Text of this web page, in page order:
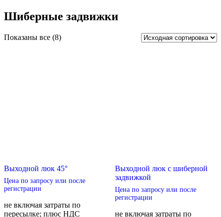
Шиберные задвижки
Показаны все (8)
Выходной люк 45°
Цена по запросу или после
регистрации
не включая затраты по
пересылке; плюс НДС
Выходной люк с шиберной
задвижкой
Цена по запросу или после
регистрации
не включая затраты по